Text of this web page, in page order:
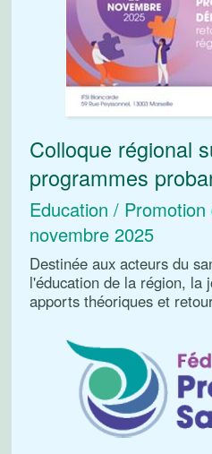
Colloque régional
programmes
Education /
novembre 2025
Destinée aux acteurs du
l'éducation de la région, la
apports théoriques et